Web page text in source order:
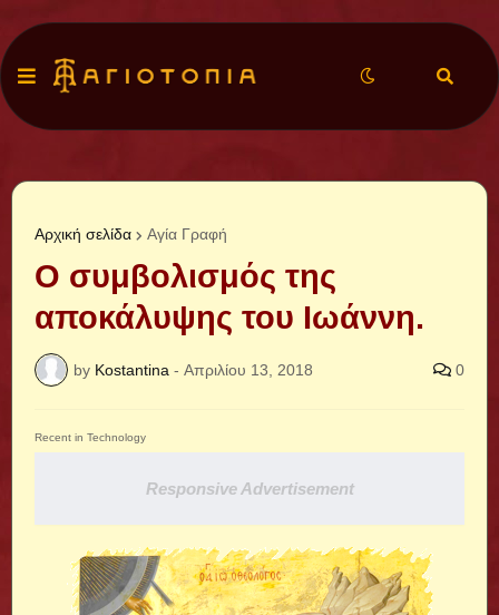
Αρχική σελίδα Αγία Γραφή
Ο συμβολισμός της
αποκάλυψης του Ιωάννη.
by Kostantina - Απριλίου 13, 2018 0
Recent in Technology
Responsive Advertisement